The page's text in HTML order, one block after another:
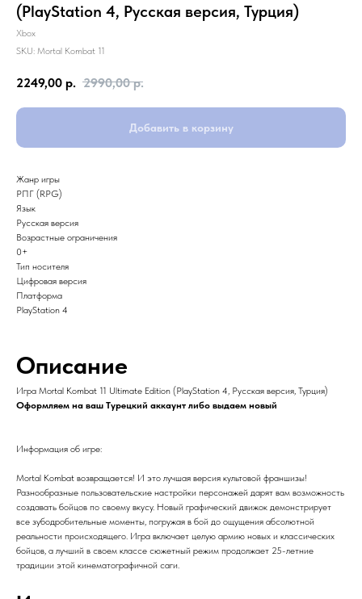
(PlayStation 4, Русская версия, Турция)
Xbox
SKU: Mortal Kombat 11
2249,00 р. 2990,00 р.
Добавить в корзину
Жанр игры
РПГ (RPG)
Язык
Русская версия
Возрастные ограничения
0+
Тип носителя
Цифровая версия
Платформа
PlayStation 4
Описание
Игра Mortal Kombat 11 Ultimate Edition (PlayStation 4, Русская версия, Турция)
Оформляем на ваш Турецкий аккаунт либо выдаем новый
Информация об игре:
Mortal Kombat возвращается! И это лучшая версия культовой франшизы!
Разнообразные пользовательские настройки персонажей дарят вам возможность
создавать бойцов по своему вкусу. Новый графический движок демонстрирует
все зубодробительные моменты, погружая в бой до ощущения абсолютной
реальности происходящего. Игра включает целую армию новых и классических
бойцов, а лучший в своем классе сюжетный режим продолжает 25-летние
традиции этой кинематографичной саги.